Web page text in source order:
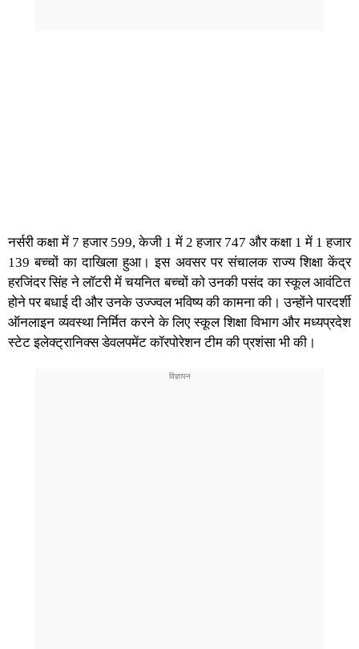
नर्सरी कक्षा में 7 हजार 599, केजी 1 में 2 हजार 747 और कक्षा 1 में 1 हजार
139 बच्‍चों का दाखिला हुआ। इस अवसर पर संचालक राज्‍य शिक्षा केंद्र
हरजिंदर सिंह ने लॉटरी में चयनित बच्चों को उनकी पसंद का स्कूल आवंटित
होने पर बधाई दी और उनके उज्ज्वल भविष्य की कामना की। उन्‍होंने पारदर्शी
ऑनलाइन व्यवस्था निर्मित करने के लिए स्कूल शिक्षा विभाग और मध्‍यप्रदेश
स्‍टेट इलेक्‍ट्रानिक्‍स डेवलपमेंट कॉरपोरेशन टीम की प्रशंसा भी की।